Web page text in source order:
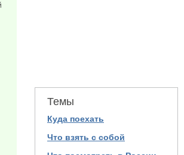
Темы
Куда поехать
Что взять с собой